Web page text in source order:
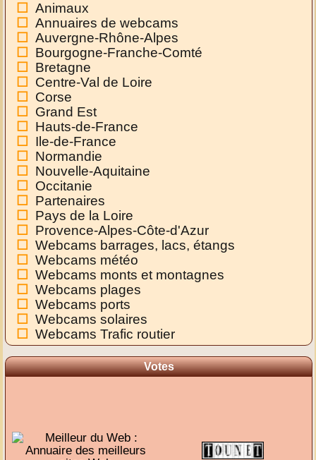
Animaux
Annuaires de webcams
Auvergne-Rhône-Alpes
Bourgogne-Franche-Comté
Bretagne
Centre-Val de Loire
Corse
Grand Est
Hauts-de-France
Ile-de-France
Normandie
Nouvelle-Aquitaine
Occitanie
Partenaires
Pays de la Loire
Provence-Alpes-Côte-d'Azur
Webcams barrages, lacs, étangs
Webcams météo
Webcams monts et montagnes
Webcams plages
Webcams ports
Webcams solaires
Webcams Trafic routier
Votes